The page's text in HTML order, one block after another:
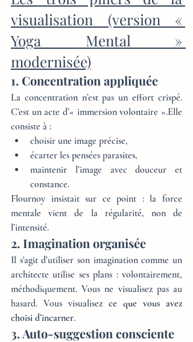
visualisation (version «
Yoga Mental »
modernisée)
1. Concentration appliquée
La concentration n’est pas un effort crispé.
C’est un acte d’« immersion volontaire ».Elle
consiste à :
choisir une image précise,
écarter les pensées parasites,
maintenir l’image avec douceur et
constance.
Flournoy insistait sur ce point : la force
mentale vient de la régularité, non de
l’intensité.
2. Imagination organisée
Il s'agit d’utiliser son imagination comme un
architecte utilise ses plans : volontairement,
méthodiquement. Vous ne visualisez pas au
hasard. Vous visualisez ce que vous avez
choisi d’incarner.
3. Auto-suggestion consciente